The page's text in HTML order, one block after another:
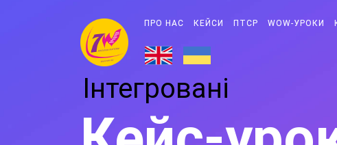
ПРО НАС КЕЙСИ ПТСР WOW-УРОКИ
Інтегровані